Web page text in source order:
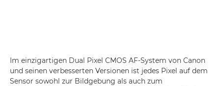
Im einzigartigen Dual Pixel CMOS AF-System von Canon
und seinen verbesserten Versionen ist jedes Pixel auf dem
Sensor sowohl zur Bildgebung als auch zum